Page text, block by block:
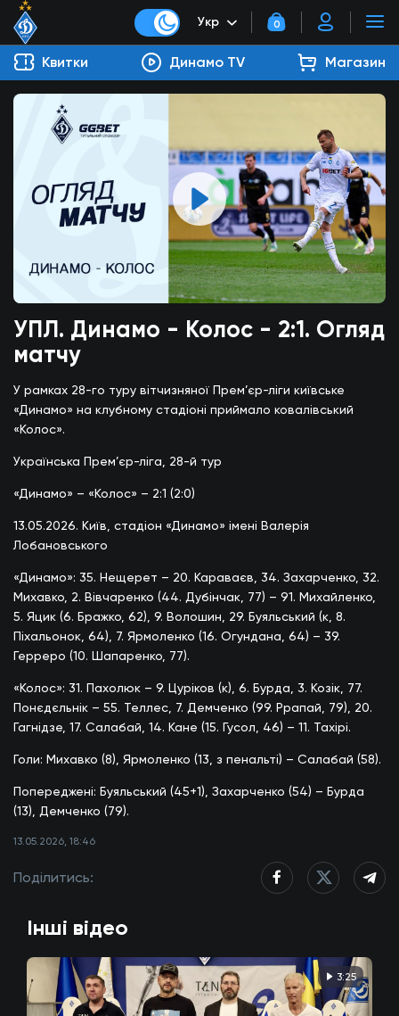
Укр 0
Квитки Динамо TV Магазин
УПЛ. Динамо - Колос - 2:1. Огляд
матчу
У рамках 28-го туру вітчизняної Прем’єр-ліги київське
«Динамо» на клубному стадіоні приймало ковалівський
«Колос».
Українська Прем’єр-ліга, 28-й тур
«Динамо» – «Колос» – 2:1 (2:0)
13.05.2026. Київ, стадіон «Динамо» імені Валерія
Лобановського
«Динамо»: 35. Нещерет – 20. Караваєв, 34. Захарченко, 32.
Михавко, 2. Вівчаренко (44. Дубінчак, 77) – 91. Михайленко,
5. Яцик (6. Бражко, 62), 9. Волошин, 29. Буяльський (к, 8.
Піхальонок, 64), 7. Ярмоленко (16. Огундана, 64) – 39.
Герреро (10. Шапаренко, 77).
«Колос»: 31. Пахолюк – 9. Цуріков (к), 6. Бурда, 3. Козік, 77.
Понєдєльнік – 55. Теллес, 7. Демченко (99. Ррапай, 79), 20.
Гагнідзе, 17. Салабай, 14. Кане (15. Гусол, 46) – 11. Тахірі.
Голи: Михавко (8), Ярмоленко (13, з пенальті) – Салабай (58).
Попереджені: Буяльський (45+1), Захарченко (54) – Бурда
(13), Демченко (79).
13.05.2026, 18:46
Поділитись:
Інші відео
3:25